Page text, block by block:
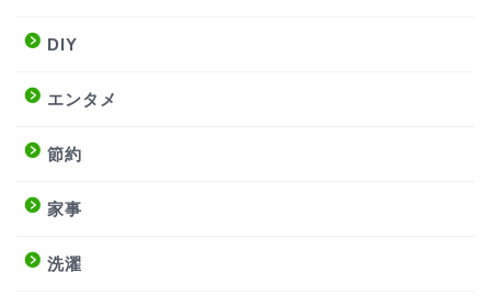
DIY
エンタメ
節約
家事
洗濯